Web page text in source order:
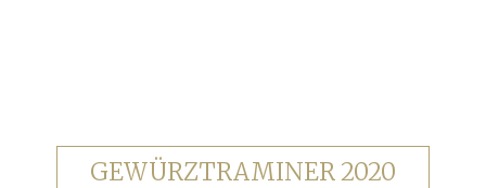
GEWÜRZTRAMINER 2020